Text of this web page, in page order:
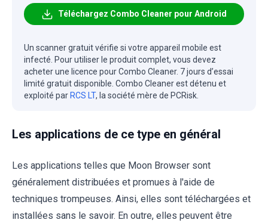
Téléchargez Combo Cleaner pour Android
Un scanner gratuit vérifie si votre appareil mobile est
infecté. Pour utiliser le produit complet, vous devez
acheter une licence pour Combo Cleaner. 7 jours d’essai
limité gratuit disponible. Combo Cleaner est détenu et
exploité par RCS LT, la société mère de PCRisk.
Les applications de ce type en général
Les applications telles que Moon Browser sont
généralement distribuées et promues à l'aide de
techniques trompeuses. Ainsi, elles sont téléchargées et
installées sans le savoir. En outre, elles peuvent être